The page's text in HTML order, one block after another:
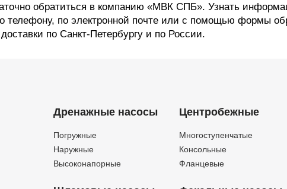
обратиться в компанию «МВК СПБ». Узнать
телефону, по электронной почте или с помощью формы
по Санкт-Петербургу и по России.
Дренажные насосы
Погружные
Наружные
Высоконапорные
Центробежные
Многоступенчатые
Консольные
Фланцевые